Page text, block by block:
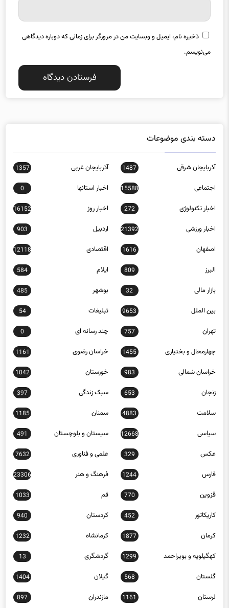
ذخیره نام، ایمیل و وبسایت من در مرورگر برای زمانی که دوباره دیدگاهی
می‌نویسم.
آذربایجان شرقی
اجتماعی 15588 اخبار استانها 0
اخبار تکنولوژی 272 اخبار روز 16152
اخبار ورزشی 21392 اردبیل 903
اصفهان 1616 اقتصادی 12118
البرز 809 ایلام 584
بازار مالی 32 بوشهر 485
بین الملل 9653 تبلیغات 54
تهران 757 چند رسانه ای 0
چهارمحال و بختیاری 1455 خراسان رضوی 1161
خراسان شمالی 983 خوزستان 1042
زنجان 653 سبک زندگی 397
سلامت 4883 سمنان 1185
سیاسی 12668 سیستان و بلوچستان 491
عکس 329 علمی و فناوری 7632
فارس 1244 فرهنگ و هنر 23306
قزوین 770 قم 1033
کاریکاتور 452 کردستان 940
کرمان 1877 کرمانشاه 1232
کهگیلویه و بویراحمد 1299 گردشگری 13
گلستان 568 گیلان 1404
لرستان 1161 مازندران 897
مرکزی 563 مناطق آزاد 218